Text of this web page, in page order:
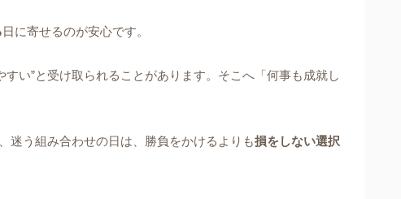
日に寄せるのが安心です。
い”と受け取られることがあります。そこへ「何事も成就し
迷う組み合わせの日は、勝負をかけるよりも損をしない選択